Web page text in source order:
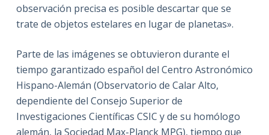
observación precisa es posible descartar que se
trate de objetos estelares en lugar de planetas».
Parte de las imágenes se obtuvieron durante el
tiempo garantizado español del Centro Astronómico
Hispano-Alemán (Observatorio de Calar Alto,
dependiente del Consejo Superior de
Investigaciones Científicas CSIC y de su homólogo
alemán, la Sociedad Max-Planck MPG), tiempo que